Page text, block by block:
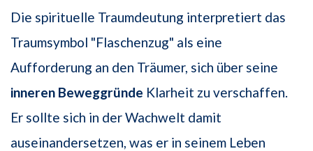
Die spirituelle Traumdeutung interpretiert das
Traumsymbol "Flaschenzug" als eine
Aufforderung an den Träumer, sich über seine
inneren Beweggründe Klarheit zu verschaffen.
Er sollte sich in der Wachwelt damit
auseinandersetzen, was er in seinem Leben